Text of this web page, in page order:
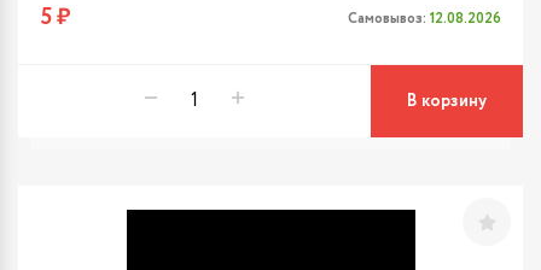
5 ₽ Самовывоз: 12.08.2026
В корзину